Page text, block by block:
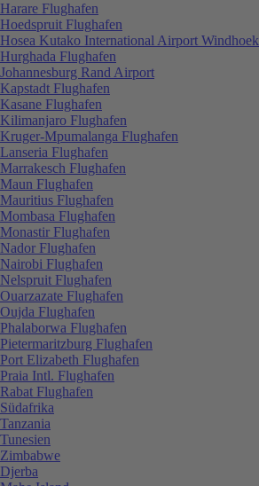
Harare Flughafen
Hoedspruit Flughafen
Hosea Kutako International Airport Windhoek
Hurghada Flughafen
Johannesburg Rand Airport
Kapstadt Flughafen
Kasane Flughafen
Kilimanjaro Flughafen
Kruger-Mpumalanga Flughafen
Lanseria Flughafen
Marrakesch Flughafen
Maun Flughafen
Mauritius Flughafen
Mombasa Flughafen
Monastir Flughafen
Nador Flughafen
Nairobi Flughafen
Nelspruit Flughafen
Ouarzazate Flughafen
Oujda Flughafen
Phalaborwa Flughafen
Pietermaritzburg Flughafen
Port Elizabeth Flughafen
Praia Intl. Flughafen
Rabat Flughafen
Südafrika
Tanzania
Tunesien
Zimbabwe
Djerba